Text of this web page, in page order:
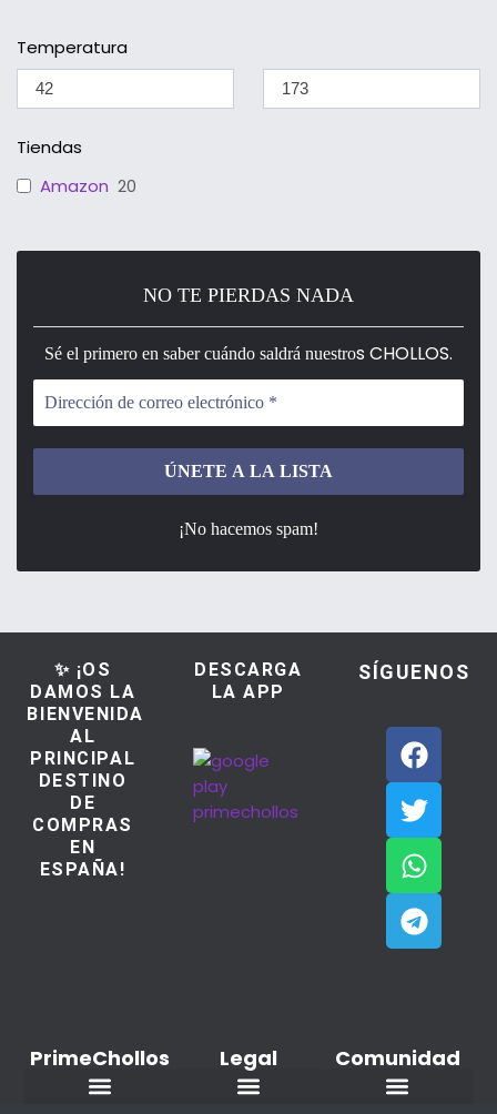
Temperatura
Tiendas
Amazon 20
NO TE PIERDAS NADA
Sé el primero en saber cuándo saldrá nuestros CHOLLOS.
¡No hacemos spam!
✨ ¡OS
DAMOS LA
BIENVENIDA
AL
PRINCIPAL
DESTINO
DE
COMPRAS
EN
ESPAÑA!
DESCARGA
LA APP
SÍGUENOS
PrimeChollos Legal Comunidad